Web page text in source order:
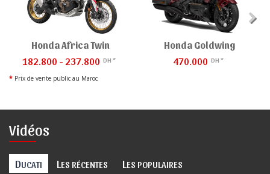
Honda Africa Twin
182.800 - 237.800 DH *
Honda Goldwing
470.000 DH *
* Prix de vente public au Maroc
Vidéos
DUCATI L ES RÉCENTES L ES POPULAIRES